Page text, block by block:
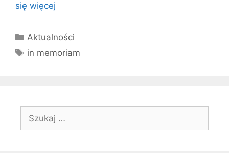
się więcej
Kategorie
Aktualności
Tagi
in memoriam
Szukaj: